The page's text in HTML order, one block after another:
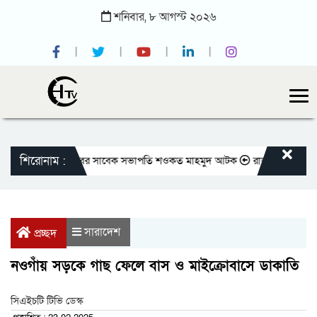
শনিবার,৮আগস্ট ২০২৬
শিরোনাম :
জাতীয় প্রেসক্লাবের সাবেক সভাপতি শওকত মাহমুদ আটক রাজবাড়ীতে বীর
প্রচ্ছদ সারাদেশ
নওগাঁয় সড়কে গাছ ফেলে বাস ও মাইক্রোবাসে ডাকাতি
সিএইচটি টিভি ডেস্ক